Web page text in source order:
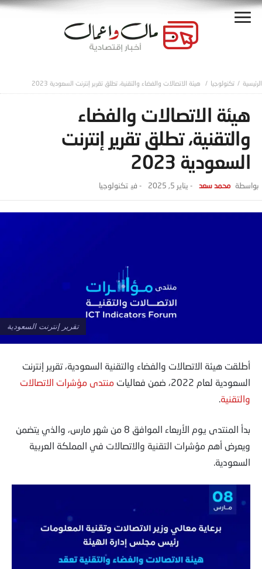
تكنولوجيا هيئة الاتصالات والفضاء والتقنية، تطلق تقرير إنترنت السعودية 2023
هيئة الاتصالات والفضاء
والتقنية، تطلق تقرير إنترنت
السعودية 2023
محمد سعد - يناير 5, 2025 - ‎في تكنولوجيا
تقرير إنترنت السعودية
أطلقت هيئة الاتصالات والفضاء والتقنية السعودية، تقرير إنترنت
السعودية لعام 2022، ضمن فعاليات
منتدى مؤشرات الاتصالات
والتقنية.
بدأ المنتدى يوم الأربعاء الموافق 8 من شهر مارس، والذي يتضمن
ويعرض أهم مؤشرات التقنية والاتصالات في المملكة العربية
السعودية.